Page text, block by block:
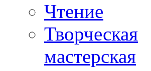
Чтение
Творческая
мастерская